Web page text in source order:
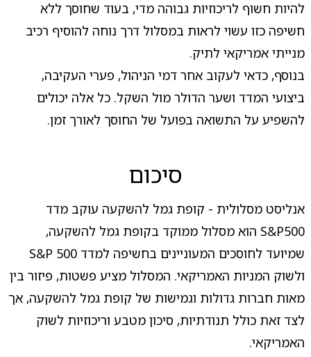
להיות חשוף לריכוזיות גבוהה מדי, בעוד שחוסך ללא
חשיפה כזו עשוי לראות במסלול דרך נוחה להוסיף רכיב
מנייתי אמריקאי לתיק.
בנוסף, כדאי לעקוב אחר דמי הניהול, פערי העקיבה,
ביצועי המדד ושער הדולר מול השקל. כל אלה יכולים
להשפיע על התשואה בפועל של החוסך לאורך זמן.
סיכום
אנליסט מסלולית - קופת גמל להשקעה עוקב מדד
S&P500 הוא מסלול ממוקד בקופת גמל להשקעה,
שמיועד לחוסכים המעוניינים בחשיפה למדד S&P 500
ולשוק המניות האמריקאי. המסלול מציע פשטות, פיזור בין
מאות חברות גדולות וגמישות של קופת גמל להשקעה, אך
לצד זאת כולל תנודתיות, סיכון מטבע וריכוזיות לשוק
האמריקאי.